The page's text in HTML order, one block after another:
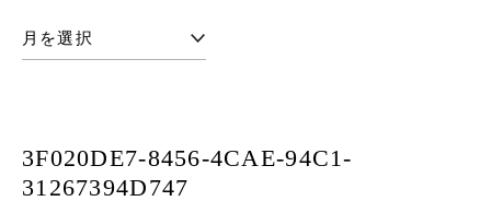
3F020DE7-8456-4CAE-94C1-
31267394D747